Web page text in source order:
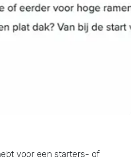
voor een starters- of